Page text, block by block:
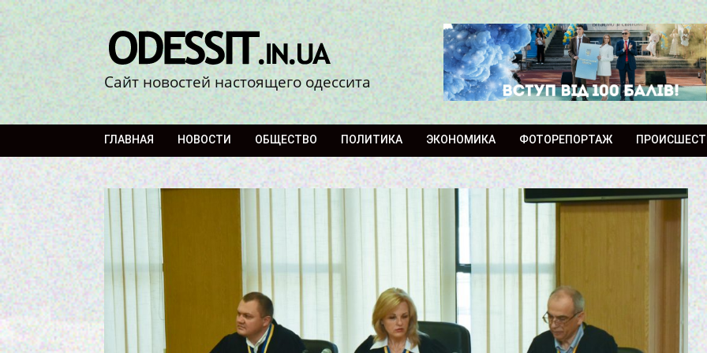
Сайт новостей настоящего одессита
ГЛАВНАЯ НОВОСТИ ОБЩЕСТВО ПОЛИТИКА ЭКОНОМИКА ФОТОРЕПОРТАЖ